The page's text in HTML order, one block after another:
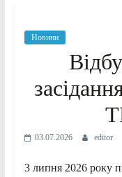
Новини
03.07.2026 editor
3 липня 2026 року